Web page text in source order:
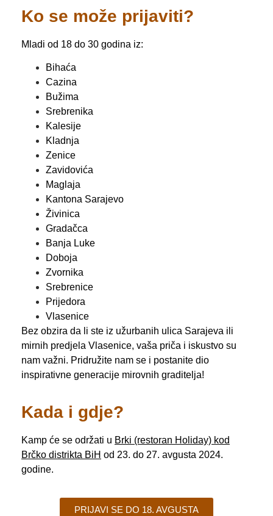
Ko se može prijaviti?
Mladi od 18 do 30 godina iz:
Bihaća
Cazina
Bužima
Srebrenika
Kalesije
Kladnja
Zenice
Zavidovića
Maglaja
Kantona Sarajevo
Živinica
Gradačca
Banja Luke
Doboja
Zvornika
Srebrenice
Prijedora
Vlasenice
Bez obzira da li ste iz užurbanih ulica Sarajeva ili
mirnih predjela Vlasenice, vaša priča i iskustvo su
nam važni. Pridružite nam se i postanite dio
inspirativne generacije mirovnih graditelja!
Kada i gdje?
Kamp će se održati u Brki (restoran Holiday) kod
Brčko distrikta BiH od 23. do 27. avgusta 2024.
godine.
PRIJAVI SE DO 18. AVGUSTA